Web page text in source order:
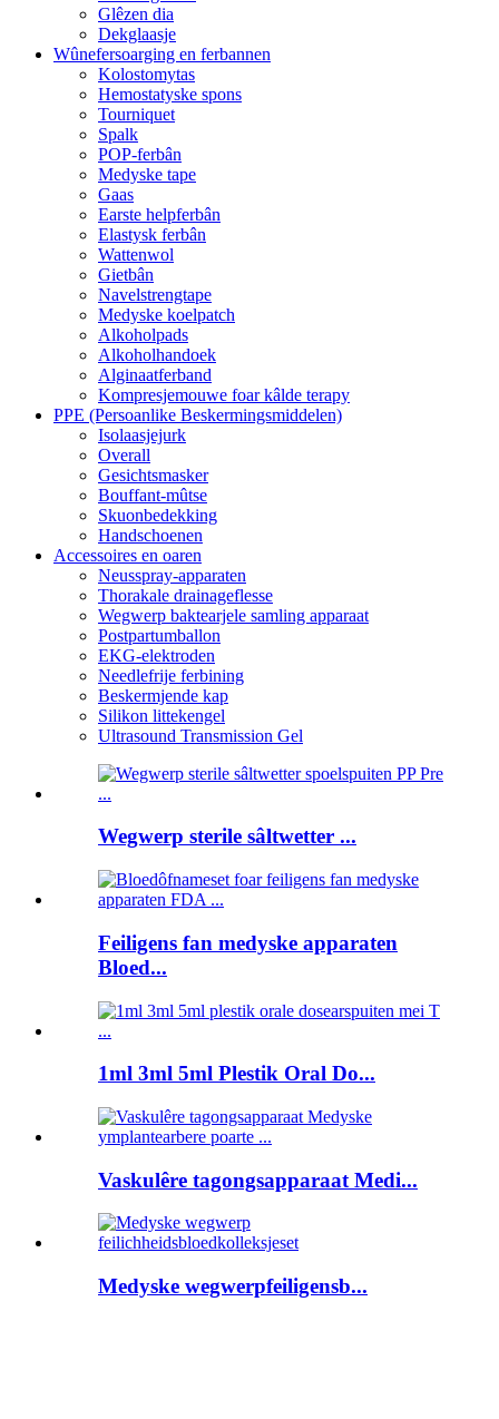
Glêzen dia
Dekglaasje
Wûnefersoarging en ferbannen
Kolostomytas
Hemostatyske spons
Tourniquet
Spalk
POP-ferbân
Medyske tape
Gaas
Earste helpferbân
Elastysk ferbân
Wattenwol
Gietbân
Navelstrengtape
Medyske koelpatch
Alkoholpads
Alkoholhandoek
Alginaatferband
Kompresjemouwe foar kâlde terapy
PPE (Persoanlike Beskermingsmiddelen)
Isolaasjejurk
Overall
Gesichtsmasker
Bouffant-mûtse
Skuonbedekking
Handschoenen
Accessoires en oaren
Neusspray-apparaten
Thorakale drainageflesse
Wegwerp baktearjele samling apparaat
Postpartumballon
EKG-elektroden
Needlefrije ferbining
Beskermjende kap
Silikon littekengel
Ultrasound Transmission Gel
Wegwerp sterile sâltwetter ...
Feiligens fan medyske apparaten
Bloed...
1ml 3ml 5ml Plestik Oral Do...
Vaskulêre tagongsapparaat Medi...
Medyske wegwerpfeiligensb...